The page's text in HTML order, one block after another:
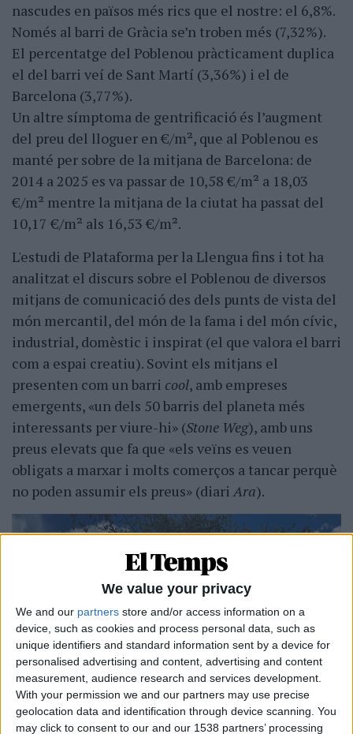
We value your privacy
We and our partners store and/or access information on a
device, such as cookies and process personal data, such as
unique identifiers and standard information sent by a device for
personalised advertising and content, advertising and content
measurement, audience research and services development.
With your permission we and our partners may use precise
geolocation data and identification through device scanning. You
may click to consent to our and our 1538 partners’ processing
nascudes en països més rics que el nostre: el 6,8%.
Només al barri de Gràcia se’n troben més (7,32%).
El percentatge del Poblenou pràcticament duplica
el del barri veí de Sant Martí (3,36%) i el de
Barcelona (3,77%).
Un altre símptoma de gentrificació és l’augment
del preu del lloguer en €/m², que al Poblenou es
manté per sobre de la mitjana de Barcelona: de
2014 a 2025 es va passar de 10,58 €/m² a 18,03
€/m² mentre la mitjana de la ciutat ha passat del
10,17 €/m² als 16,53 €/m².
L'estudi de Plataforma per la Llengua fins i tot ha
analitzat el discurs sobre el Poblenou de diversos
mitjans de comunicació des dels punts de vista del
món mercantil, del món de la fama i del món cívic,
industrial, domèstic i inspirat (el que valora el barri
com a espai creatiu). Sovint els mitjans el
presenten com un barri cool, amb empreses
emergents, «un dels 50 barris del planeta més
interessants per viure-hi» (Stone Weg), amb uns
preus elevats que fa que «els veïns es veuen
obligats a marxar i molts comerços a tancar perquè
no poden assumir els preus» (diariAra).